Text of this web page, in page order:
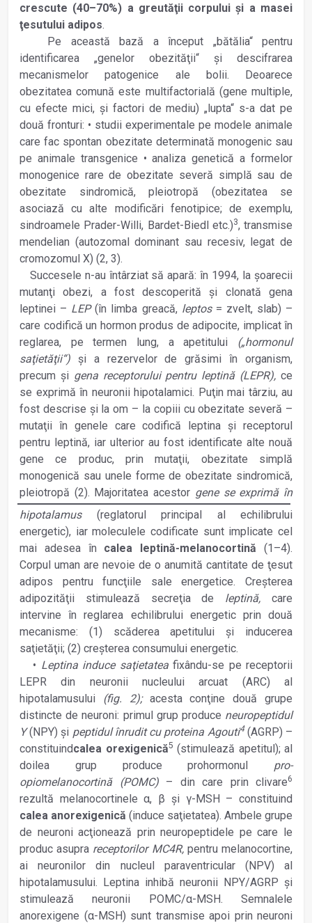
crescute (40–70%) a greutăţii corpului şi a masei
ţesutului adipos.
Pe această bază a început „bătălia“ pentru
identificarea „genelor obezităţii“ şi descifrarea
mecanismelor patogenice ale bolii. Deoarece
obezitatea comună este multifactorială (gene multiple,
cu efecte mici, şi factori de mediu) „lupta“ s-a dat pe
două fronturi: • studii experimentale pe modele animale
care fac spontan obezitate determinată monogenic sau
pe animale transgenice • analiza genetică a formelor
monogenice rare de obezitate severă simplă sau de
obezitate sindromică, pleiotropă (obezitatea se
asociază cu alte modificări fenotipice; de exemplu,
sindroamele Prader-Willi, Bardet-Biedl etc.)3, transmise
mendelian (autozomal dominant sau recesiv, legat de
cromozomul X) (2, 3).
Succesele n-au întârziat să apară: în 1994, la şoarecii
mutanţi obezi, a fost descoperită şi clonată gena
leptinei – LEP(în limba greacă, leptos= zvelt, slab) –
care codifică un hormon produs de adipocite, implicat în
reglarea, pe termen lung, a apetitului („hormonul
saţietăţii“) şi a rezervelor de grăsimi în organism,
precum şi gena receptorului pentru leptină (LEPR), ce
se exprimă în neuronii hipotalamici. Puţin mai târziu, au
fost descrise şi la om – la copiii cu obezitate severă –
mutaţii în genele care codifică leptina şi receptorul
pentru leptină, iar ulterior au fost identificate alte nouă
gene ce produc, prin mutaţii, obezitate simplă
monogenică sau unele forme de obezitate sindromică,
pleiotropă (2). Majoritatea acestor gene se exprimă în
hipotalamus(reglatorul principal al echilibrului
energetic), iar mole­culele codificate sunt implicate cel
mai adesea în calea leptină-melanocortină(1–4).
Corpul uman are nevoie de o anumită cantitate de ţesut
adipos pentru funcţiile sale energetice. Creşterea
adipozităţii stimulează secreţia de leptină, care
intervine în reglarea echilibrului energetic prin două
mecanisme: (1) scăderea apetitului şi inducerea
saţietăţii; (2) creşterea consumului energetic.
• Leptina induce saţietateafixându-se pe receptorii
LEPR din neuronii nucleului arcuat (ARC) al
hipotalamusului (fig. 2);acesta conţine două grupe
distincte de neuroni: primul grup produce neuropeptidul
Y(NPY) şi peptidul înrudit cu proteina Agouti4 (AGRP) –
constituindcalea orexigenică5 (stimulează apetitul); al
doilea grup produce prohormonul pro-
opiomelanocortină (POMC)– din care prin clivare6
rezultă melanocortinele α, β şi γ-MSH – constituind
calea anorexigenică (induce saţietatea). Ambele grupe
de neuroni acţionează prin neuropeptidele pe care le
produc asupra receptorilor MC4R,pentru melanocortine,
ai neuronilor din nucleul paraventricular (NPV) al
hipotalamusului. Leptina inhibă neuronii NPY/AGRP şi
stimulează neuronii POMC/α-MSH. Semnalele
anorexigene (α-MSH) sunt transmise apoi prin neuroni